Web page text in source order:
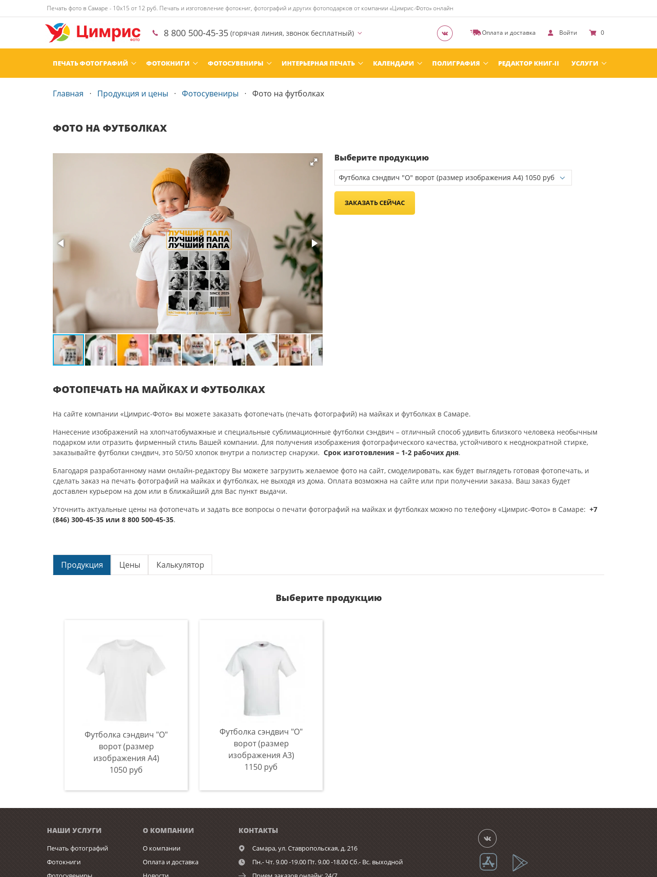
Печать фото в Самаре - 10х15 от 12 руб. Печать и изготовление фотокниг, фотографий и других фотоподарков от компании «Цимрис-Фото» онлайн
8 800 500-45-35 (горячая линия, звонок бесплатный) Оплата и доставка Войти 0
ПЕЧАТЬ ФОТОГРАФИЙ ФОТОКНИГИ ФОТОСУВЕНИРЫ ИНТЕРЬЕРНАЯ ПЕЧАТЬ КАЛЕНДАРИ ПОЛИГРАФИЯ РЕДАКТОР КНИГ-II УСЛУГИ
Главная Продукция и цены Фотосувениры Фото на футболках
ФОТО НА ФУТБОЛКАХ
Выберите продукцию
ЗАКАЗАТЬ СЕЙЧАС
ФОТОПЕЧАТЬ НА МАЙКАХ И ФУТБОЛКАХ
На сайте компании «Цимрис-Фото» вы можете заказать фотопечать (печать фотографий) на майках и футболках в Самаре.
Нанесение изображений на хлопчатобумажные и специальные сублимационные футболки сэндвич – отличный способ удивить близкого человека необычным
подарком или отразить фирменный стиль Вашей компании. Для получения изображения фотографического качества, устойчивого к неоднократной стирке,
заказывайте футболки сэндвич, это 50/50 хлопок внутри а полиэстер снаружи. Срок изготовления – 1-2 рабочих дня.
Благодаря разработанному нами онлайн-редактору Вы можете загрузить желаемое фото на сайт, смоделировать, как будет выглядеть готовая фотопечать, и
сделать заказ на печать фотографий на майках и футболках, не выходя из дома. Оплата возможна на сайте или при получении заказа. Ваш заказ будет
доставлен курьером на дом или в ближайший для Вас пункт выдачи.
Уточнить актуальные цены на фотопечать и задать все вопросы о печати фотографий на майках и футболках можно по телефону «Цимрис-Фото» в Самаре: +7
(846) 300-45-35 или 8 800 500-45-35.
Продукция Цены Калькулятор
Выберите продукцию
Футболка сэндвич "О"
ворот (размер
изображения А4)
1050 руб
Футболка сэндвич "О"
ворот (размер
изображения А3)
1150 руб
НАШИ УСЛУГИ
Печать фотографий
Фотокниги
О КОМПАНИИ
О компании
Оплата и доставка
КОНТАКТЫ
Самара,ул. Ставропольская, д. 216
Пн.- Чт. 9.00 -19.00 Пт. 9.00 -18.00 Сб.- Вс. выходной